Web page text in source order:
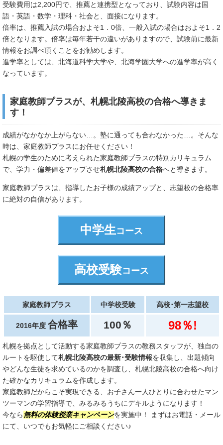
受験費用は2,200円で、推薦と連携型となっており、試験内容は国
語・英語・数学・理科・社会と、面接になります。
倍率は、推薦入試の場合およそ1．0倍、一般入試の場合はおよそ1．2
倍となります。倍率は毎年若干の違いがありますので、試験前に最新
情報をお調べ頂くことをお勧めします。
進学率としては、北海道科学大学や、北海学園大学への進学率が高く
なっています。
家庭教師プラスが、札幌北陵高校の合格へ導きま
す！
成績がなかなか上がらない…。塾に通っても合わなかった…。そんな
時は、家庭教師プラスにお任せください！
札幌の学生のために考えられた家庭教師プラスの特別カリキュラム
で、学力・偏差値をアップさせ札幌北陵高校の合格へと導きます。
家庭教師プラスは、指導したお子様の成績アップと、志望校の合格率
に絶対の自信があります。
中学生コース
高校受験コース
家庭教師プラス 中学校受験 高校･第一志望校
2016年度 合格率 100％ 98％!
札幌を拠点として活動する家庭教師プラスの教務スタッフが、独自の
ルートを駆使して札幌北陵高校の最新･受験情報を収集し、出題傾向
やどんな生徒を求めているのかを調査し、札幌北陵高校の合格へ向け
た確かなカリキュラムを作成します。
家庭教師だからこそ実現できる、お子さん一人ひとりに合わせたマン
ツーマンの学習指導で、みるみるうちにデキルようになります！
今なら無料の体験授業キャンペーンを実施中！ まずはお電話・メール
にて、いつでもお気軽にご相談ください♪